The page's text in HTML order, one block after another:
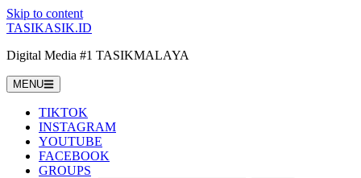
Skip to content
TASIKASIK.ID
Digital Media #1 TASIKMALAYA
MENU
TIKTOK
INSTAGRAM
YOUTUBE
FACEBOOK
GROUPS